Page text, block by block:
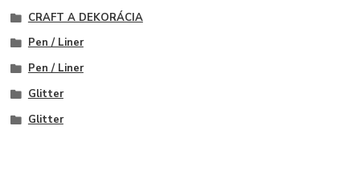
CRAFT A DEKORÁCIA
Pen / Liner
Pen / Liner
Glitter
Glitter